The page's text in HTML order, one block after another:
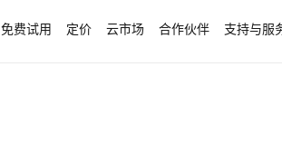
免费试用 定价 云市场 合作伙伴 支持与服